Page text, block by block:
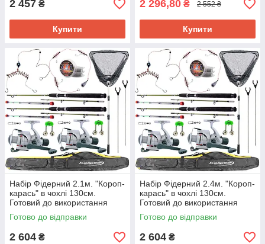
2 457 ₴
Купити
2 296,80 ₴ 2 552 ₴
Купити
Набір Фідерний 2.1м. "Короп-
карась" в чохлі 130см.
Готовий до використання
Готово до відправки
2 604 ₴
Набір Фідерний 2.4м. "Короп-
карась" в чохлі 130см.
Готовий до використання
Готово до відправки
2 604 ₴